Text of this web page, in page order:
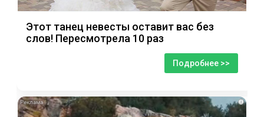
Этот танец невесты оставит вас без
слов! Пересмотрела 10 раз
Подробнее >>
i